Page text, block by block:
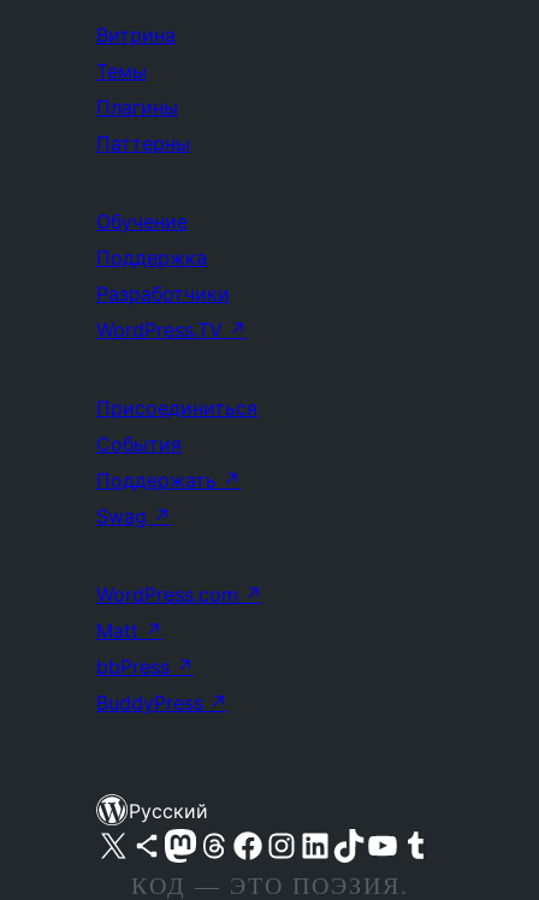
Витрина
Темы
Плагины
Паттерны
Обучение
Поддержка
Разработчики
WordPress.TV ↗
Присоединиться
События
Поддержать ↗
Swag ↗
WordPress.com ↗
Matt ↗
bbPress ↗
BuddyPress ↗
Русский
Посетите нас в X (ранее Twitter)
Посетите нашу учётную запись в Bluesky
Посетите нашу ленту в Mastodon
Посетите нашу учётную запись в Threads
Посетите нашу страницу на Facebook
Посетите наш Instagram
Посетите нашу страницу в LinkedIn
Посетите нашу учётную запись в TikTok
Посетите наш канал YouTube
Посетите нашу учётную запись в Tumblr
КОД — ЭТО ПОЭЗИЯ.